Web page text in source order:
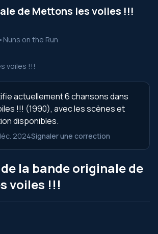
de Mettons les voiles !!!
• Nuns on the Run
voiles !!!
actuellement 6 chansons dans
!!! (1990), avec les scènes et
disponibles.
2024Signaler une correction
la bande originale de
voiles !!!